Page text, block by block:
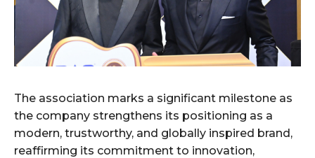
The association marks a significant milestone as
the company strengthens its positioning as a
modern, trustworthy, and globally inspired brand,
reaffirming its commitment to innovation,